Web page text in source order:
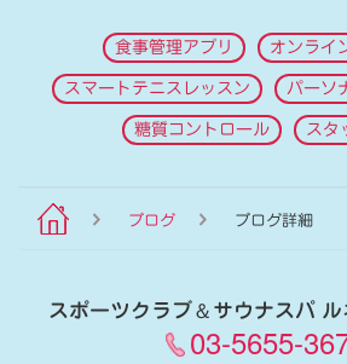
食事管理アプリ オンライ
スマートテニスレッスン パーソ
糖質コントロール スタ
ブログ ブログ詳細
スポーツクラブ＆サウナスパ
03-5655-